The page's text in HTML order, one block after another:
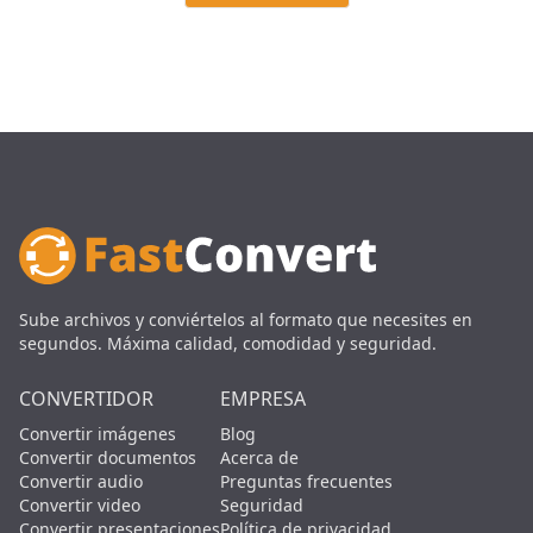
Sube archivos y conviértelos al formato que necesites en
segundos. Máxima calidad, comodidad y seguridad.
CONVERTIDOR
Convertir imágenes
Convertir documentos
Convertir audio
Convertir video
EMPRESA
Blog
Acerca de
Preguntas frecuentes
Seguridad